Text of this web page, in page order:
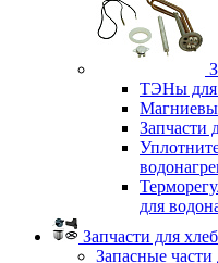
ТЭНы для
Запчасти
для
Запчасти для
Запасные